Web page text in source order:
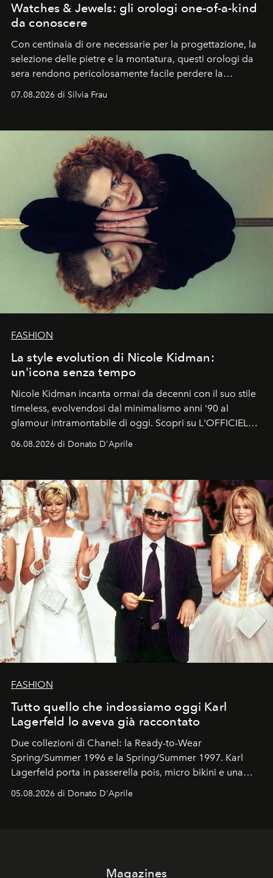
Watches & Jewels: gli orologi one-of-a-kind
da conoscere
Con centinaia di ore necessarie per la progettazione, la
selezione delle pietre e la montatura, questi orologi da
sera rendono pericolosamente facile perdere la
cognizione del tempo. Ma con quadranti così
07.08.2026 di Silvia Frau
FASHION
La style evolution di Nicole Kidman:
un'icona senza tempo
Nicole Kidman incanta ormai da decenni con il suo stile
timeless, evolvendosi dal minimalismo anni '90 al
glamour intramontabile di oggi. Scopri su L'OFFICIEL
Italia la sua style evolution.
06.08.2026 di Donato D'Aprile
FASHION
Tutto quello che indossiamo oggi Karl
Lagerfeld lo aveva già raccontato
Due collezioni di Chanel: la Ready-to-Wear
Spring/Summer 1996 e la Spring/Summer 1997. Karl
Lagerfeld porta in passerella pois, micro bikini e una
logomania pensata per la spiaggia
Kate, Claudia e Carla una dietro l'altra. Trent'anni dopo,
05.08.2026 di Donato D'Aprile
Magazines